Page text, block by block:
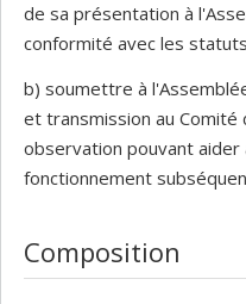
de sa présentation à
conformité avec les
b) soumettre à
et transmission au Comité
observation pouvant
fonctionnement
Composition